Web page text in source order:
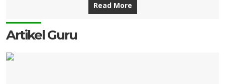
Read More
Artikel Guru